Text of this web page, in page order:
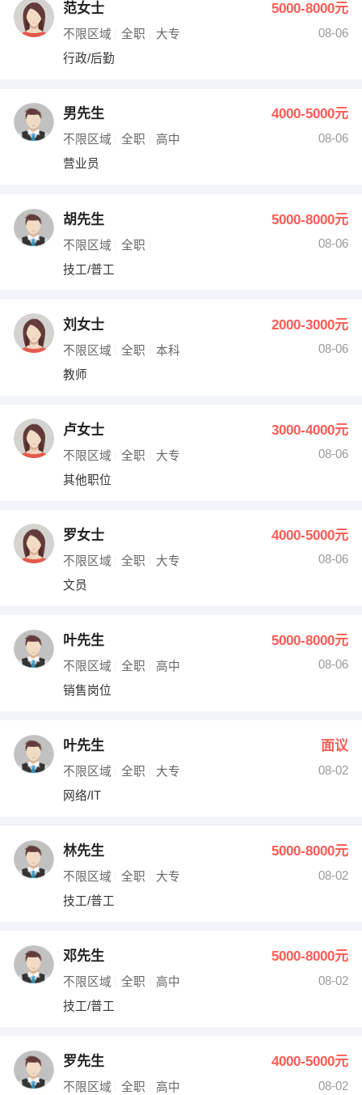
范女士 5000-8000元
不限区域 全职 大专
08-06
行政/后勤
男先生 4000-5000元
不限区域 全职 高中
08-06
营业员
胡先生 5000-8000元
不限区域 全职
08-06
技工/普工
刘女士 2000-3000元
不限区域 全职 本科
08-06
教师
卢女士 3000-4000元
不限区域 全职 大专
08-06
其他职位
罗女士 4000-5000元
不限区域 全职 大专
08-06
文员
叶先生 5000-8000元
不限区域 全职 高中
08-06
销售岗位
叶先生 面议
不限区域 全职 大专
08-02
网络/IT
林先生 5000-8000元
不限区域 全职 大专
08-02
技工/普工
邓先生 5000-8000元
不限区域 全职 高中
08-02
技工/普工
罗先生 4000-5000元
不限区域 全职 高中
08-02